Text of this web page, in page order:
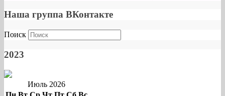
Наша группа ВКонтакте
Поиск
2023
Июль 2026